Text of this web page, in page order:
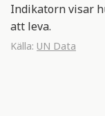
Indikatorn visar
att leva.
Källa: UN Data